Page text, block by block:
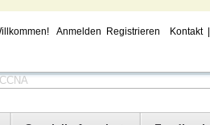
Anmelden Registrieren Kontakt|